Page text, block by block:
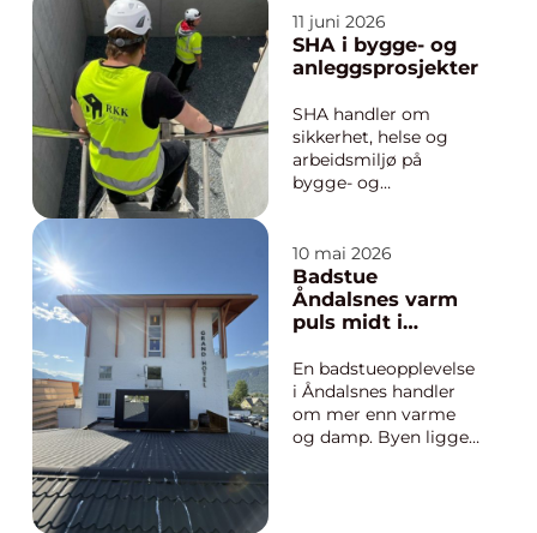
anledning, budsjett
og praktiske behov?
Enten planen er en
eller en større
markering som konfi...
11 juni 2026
SHA i bygge- og
anleggsprosjekter
SHA handler om
sikkerhet, helse og
arbeidsmiljø på
bygge- og
kravene, rutinene og
tiltakene som skal
hindre ulykker og
sikre en trygg
alle som deltar i et
prosjekt. For
virksomheter s...
10 mai 2026
Badstue
Åndalsnes varm
puls midt i
En badstueopplevelse
i Åndalsnes handler
om mer enn varme
og damp. Byen ligger